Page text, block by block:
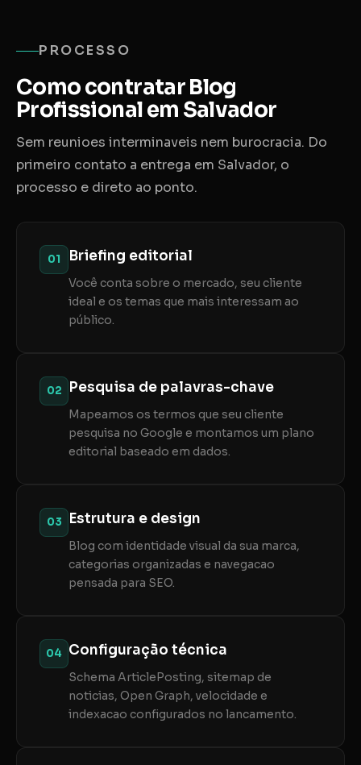
PROCESSO
Como contratar Blog
Profissional em Salvador
Sem reunioes interminaveis nem burocracia. Do
primeiro contato a entrega em Salvador, o
processo e direto ao ponto.
01 Briefing editorial
Você conta sobre o mercado, seu cliente
ideal e os temas que mais interessam ao
público.
02 Pesquisa de palavras-chave
Mapeamos os termos que seu cliente
pesquisa no Google e montamos um plano
editorial baseado em dados.
03 Estrutura e design
Blog com identidade visual da sua marca,
categorias organizadas e navegacao
pensada para SEO.
04 Configuração técnica
Schema ArticlePosting, sitemap de
noticias, Open Graph, velocidade e
indexacao configurados no lancamento.